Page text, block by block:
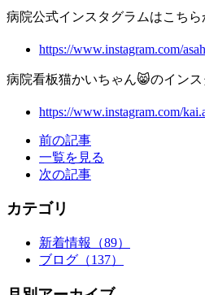
病院公式インスタグラムはこちら
https://www.instagram.com/
病院看板猫かいちゃん😸のイン
https://www.instagram.com/
前の記事
一覧を見る
次の記事
カテゴリ
新着情報
（89）
ブログ （137）